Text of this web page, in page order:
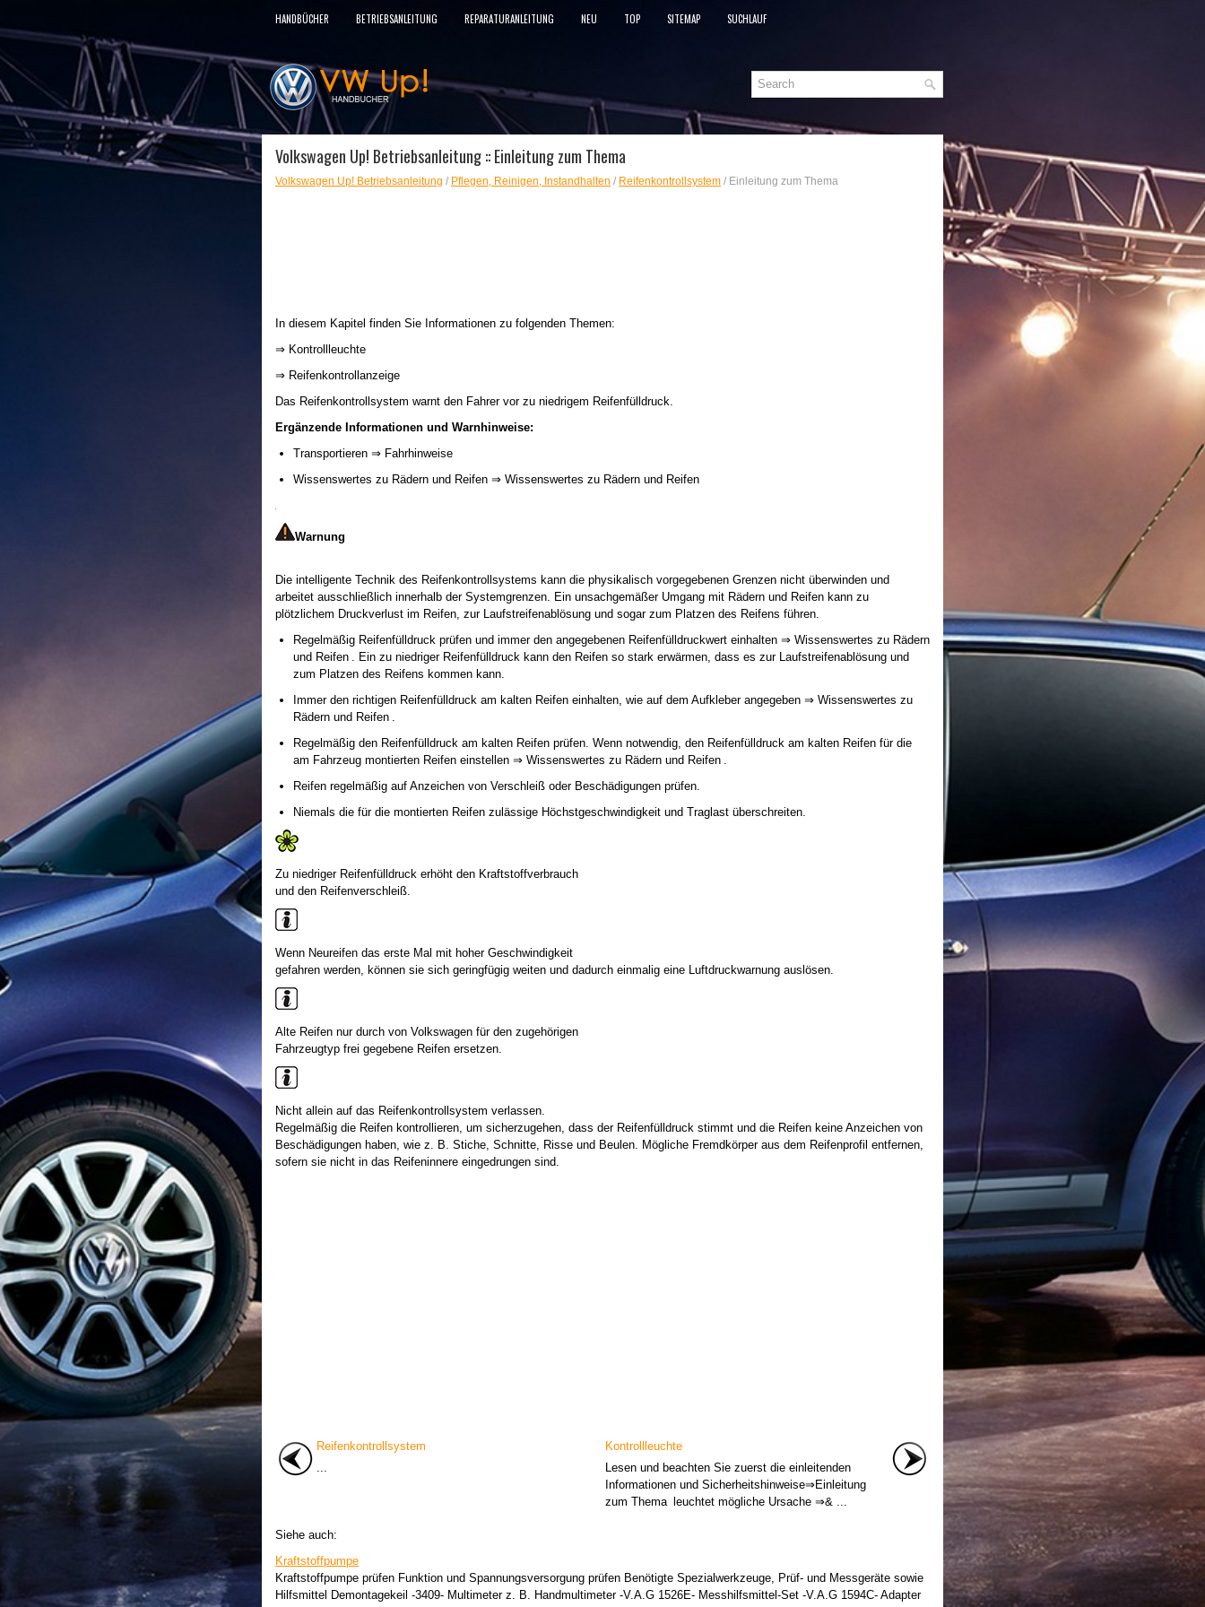
HANDBÜCHER BETRIEBSANLEITUNG REPARATURANLEITUNG NEU TOP SITEMAP SUCHLAUF
Volkswagen Up! Betriebsanleitung :: Einleitung zum Thema
Volkswagen Up! Betriebsanleitung / Pflegen, Reinigen, Instandhalten / Reifenkontrollsystem / Einleitung zum Thema
In diesem Kapitel finden Sie Informationen zu folgenden Themen:
⇒ Kontrollleuchte
⇒ Reifenkontrollanzeige
Das Reifenkontrollsystem warnt den Fahrer vor zu niedrigem Reifenfülldruck.
Ergänzende Informationen und Warnhinweise:
Transportieren ⇒ Fahrhinweise
Wissenswertes zu Rädern und Reifen ⇒ Wissenswertes zu Rädern und Reifen
Warnung
Die intelligente Technik des Reifenkontrollsystems kann die physikalisch vorgegebenen Grenzen nicht überwinden und
arbeitet ausschließlich innerhalb der Systemgrenzen. Ein unsachgemäßer Umgang mit Rädern und Reifen kann zu
plötzlichem Druckverlust im Reifen, zur Laufstreifenablösung und sogar zum Platzen des Reifens führen.
Regelmäßig Reifenfülldruck prüfen und immer den angegebenen Reifenfülldruckwert einhalten ⇒ Wissenswertes zu Rädern
und Reifen . Ein zu niedriger Reifenfülldruck kann den Reifen so stark erwärmen, dass es zur Laufstreifenablösung und
zum Platzen des Reifens kommen kann.
Immer den richtigen Reifenfülldruck am kalten Reifen einhalten, wie auf dem Aufkleber angegeben ⇒ Wissenswertes zu
Rädern und Reifen .
Regelmäßig den Reifenfülldruck am kalten Reifen prüfen. Wenn notwendig, den Reifenfülldruck am kalten Reifen für die
am Fahrzeug montierten Reifen einstellen ⇒ Wissenswertes zu Rädern und Reifen .
Reifen regelmäßig auf Anzeichen von Verschleiß oder Beschädigungen prüfen.
Niemals die für die montierten Reifen zulässige Höchstgeschwindigkeit und Traglast überschreiten.
Zu niedriger Reifenfülldruck erhöht den Kraftstoffverbrauch
und den Reifenverschleiß.
Wenn Neureifen das erste Mal mit hoher Geschwindigkeit
gefahren werden, können sie sich geringfügig weiten und dadurch einmalig eine Luftdruckwarnung auslösen.
Alte Reifen nur durch von Volkswagen für den zugehörigen
Fahrzeugtyp frei gegebene Reifen ersetzen.
Nicht allein auf das Reifenkontrollsystem verlassen.
Regelmäßig die Reifen kontrollieren, um sicherzugehen, dass der Reifenfülldruck stimmt und die Reifen keine Anzeichen von
Beschädigungen haben, wie z. B. Stiche, Schnitte, Risse und Beulen. Mögliche Fremdkörper aus dem Reifenprofil entfernen,
sofern sie nicht in das Reifeninnere eingedrungen sind.
Reifenkontrollsystem
...
Kontrollleuchte
Lesen und beachten Sie zuerst die einleitenden
Informationen und Sicherheitshinweise⇒Einleitung
zum Thema leuchtet mögliche Ursache ⇒& ...
Siehe auch:
Kraftstoffpumpe
Kraftstoffpumpe prüfen Funktion und Spannungsversorgung prüfen Benötigte Spezialwerkzeuge, Prüf- und Messgeräte sowie
Hilfsmittel Demontagekeil -3409- Multimeter z. B. Handmultimeter -V.A.G 1526E- Messhilfsmittel-Set -V.A.G 1594C- Adapter